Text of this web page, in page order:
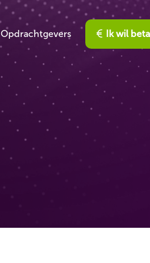
Opdrachtgevers Ik wil